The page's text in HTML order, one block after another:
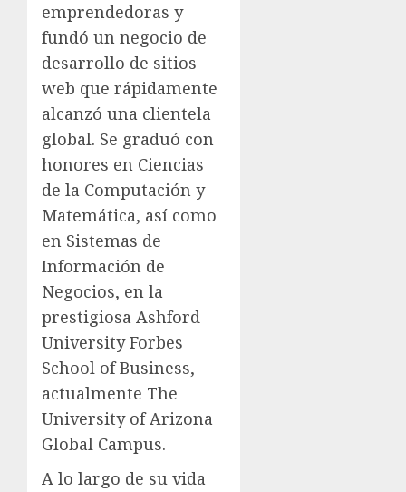
emprendedoras y
fundó un negocio de
desarrollo de sitios
web que rápidamente
alcanzó una clientela
global. Se graduó con
honores en Ciencias
de la Computación y
Matemática, así como
en Sistemas de
Información de
Negocios, en la
prestigiosa Ashford
University Forbes
School of Business,
actualmente The
University of Arizona
Global Campus.
A lo largo de su vida